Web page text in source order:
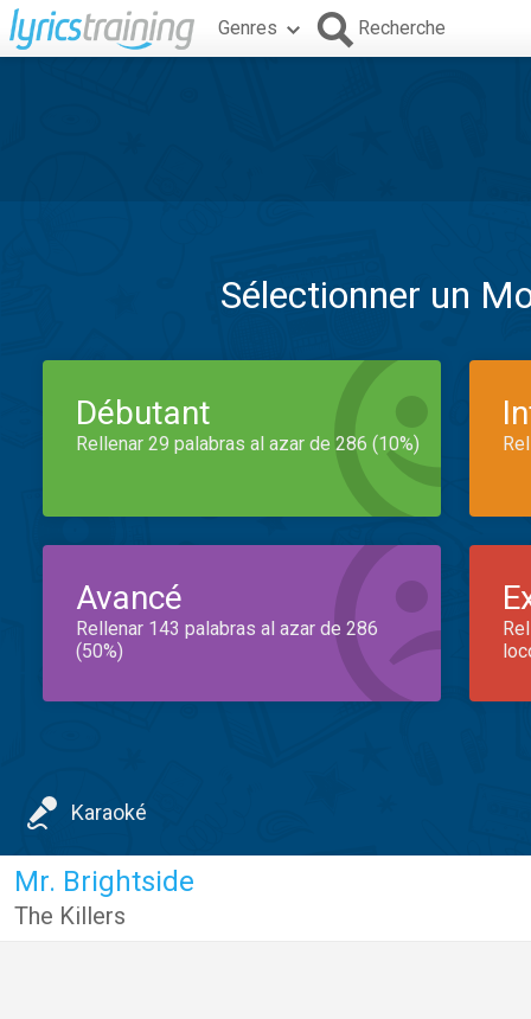
Genres Recherche
Sélectionner un
Débutant
Rellenar 29 palabras al azar de 286 (10%)
Avancé
Rellenar 143 palabras al azar de 286
(50%)
Karaoké
Mr. Brightside
The Killers